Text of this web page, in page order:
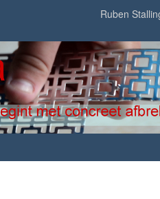
Ruben